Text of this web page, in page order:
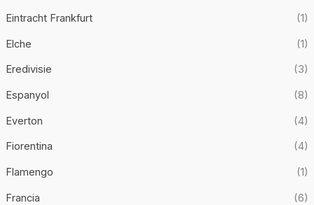
Eintracht Frankfurt (1)
Elche (1)
Eredivisie (3)
Espanyol (8)
Everton (4)
Fiorentina (4)
Flamengo (1)
Francia (6)